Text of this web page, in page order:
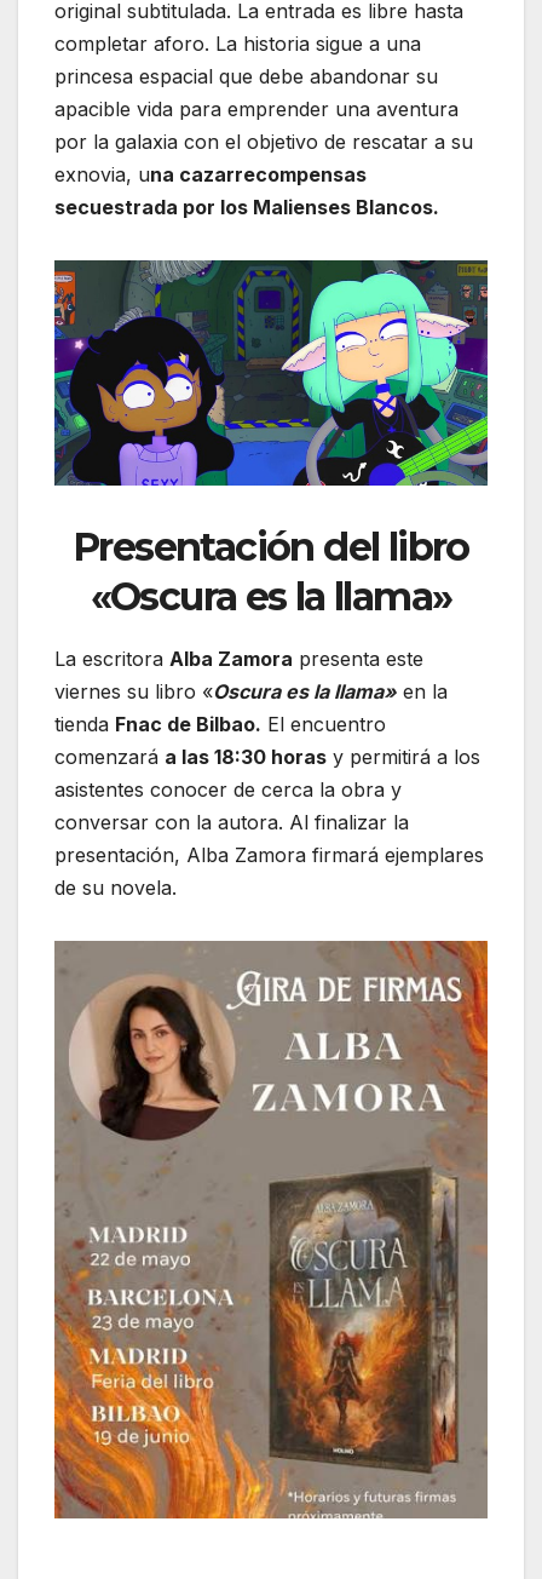
original subtitulada. La entrada es libre hasta
completar aforo. La historia sigue a una
princesa espacial que debe abandonar su
apacible vida para emprender una aventura
por la galaxia con el objetivo de rescatar a su
exnovia, una cazarrecompensas
secuestrada por los Malienses Blancos.
Presentación del libro
«Oscura es la llama»
La escritora Alba Zamora presenta este
viernes su libro «Oscura es la llama» en la
tienda Fnac de Bilbao. El encuentro
comenzará a las 18:30 horas y permitirá a los
asistentes conocer de cerca la obra y
conversar con la autora. Al finalizar la
presentación, Alba Zamora firmará ejemplares
de su novela.